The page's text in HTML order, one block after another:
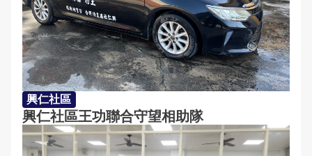
興仁社區
興仁社區王功聯合守望相助隊